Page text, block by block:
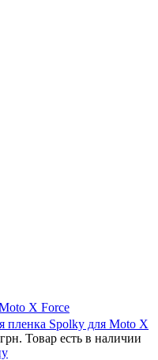
X Force
пленка Spolky для Moto X
Товар есть в наличии